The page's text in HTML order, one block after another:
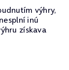
výhry,
inú
získava